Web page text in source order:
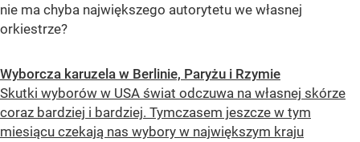
nie ma chyba największego autorytetu we własnej
orkiestrze?
Wyborcza karuzela w Berlinie, Paryżu i Rzymie
Skutki wyborów w USA świat odczuwa na własnej skórze
coraz bardziej i bardziej. Tymczasem jeszcze w tym
miesiącu czekają nas wybory w największym kraju